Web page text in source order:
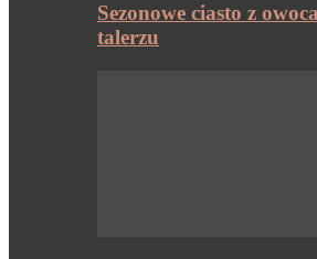
Sezonowe ciasto z
talerzu